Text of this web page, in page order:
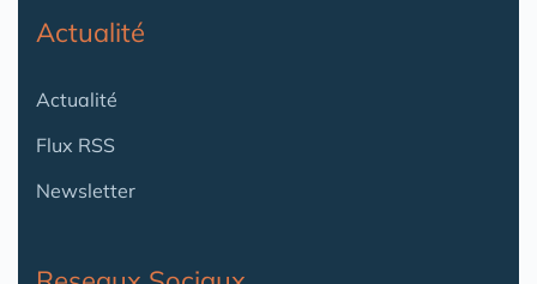
Actualité
Actualité
Flux RSS
Newsletter